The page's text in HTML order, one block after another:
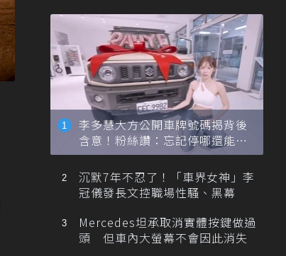
李多慧大方公開車牌號碼揭背後
含意！粉絲讚：忘記停哪還能幫
忙找車
沉默7年不忍了！「車界女神」李
冠儀發長文控職場性騷、黑幕
Mercedes坦承取消實體按鍵做過
頭 但車內大螢幕不會因此消失